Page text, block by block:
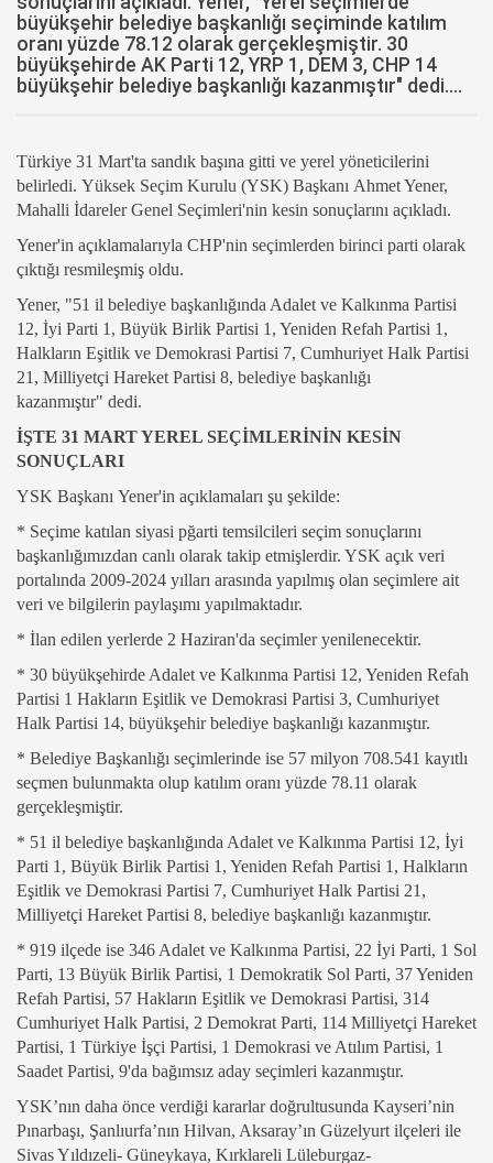
büyükşehir belediye başkanlığı seçiminde katılım
oranı yüzde 78.12 olarak gerçekleşmiştir. 30
büyükşehirde AK Parti 12, YRP 1, DEM 3, CHP 14
büyükşehir belediye başkanlığı kazanmıştır" dedi....
Türkiye 31 Mart'ta sandık başına gitti ve yerel yöneticilerini
belirledi. Yüksek Seçim Kurulu (YSK) Başkanı Ahmet Yener,
Mahalli İdareler Genel Seçimleri'nin kesin sonuçlarını açıkladı.
Yener'in açıklamalarıyla CHP'nin seçimlerden birinci parti olarak
çıktığı resmileşmiş oldu.
Yener, "51 il belediye başkanlığında Adalet ve Kalkınma Partisi
12, İyi Parti 1, Büyük Birlik Partisi 1, Yeniden Refah Partisi 1,
Halkların Eşitlik ve Demokrasi Partisi 7, Cumhuriyet Halk Partisi
21, Milliyetçi Hareket Partisi 8, belediye başkanlığı
kazanmıştır" dedi.
İŞTE 31 MART YEREL SEÇİMLERİNİN KESİN
SONUÇLARI
YSK Başkanı Yener'in açıklamaları şu şekilde:
* Seçime katılan siyasi pğarti temsilcileri seçim sonuçlarını
başkanlığımızdan canlı olarak takip etmişlerdir. YSK açık veri
portalında 2009-2024 yılları arasında yapılmış olan seçimlere ait
veri ve bilgilerin paylaşımı yapılmaktadır.
* İlan edilen yerlerde 2 Haziran'da seçimler yenilenecektir.
* 30 büyükşehirde Adalet ve Kalkınma Partisi 12, Yeniden Refah
Partisi 1 Hakların Eşitlik ve Demokrasi Partisi 3, Cumhuriyet
Halk Partisi 14, büyükşehir belediye başkanlığı kazanmıştır.
* Belediye Başkanlığı seçimlerinde ise 57 milyon 708.541 kayıtlı
seçmen bulunmakta olup katılım oranı yüzde 78.11 olarak
gerçekleşmiştir.
* 51 il belediye başkanlığında Adalet ve Kalkınma Partisi 12, İyi
Parti 1, Büyük Birlik Partisi 1, Yeniden Refah Partisi 1, Halkların
Eşitlik ve Demokrasi Partisi 7, Cumhuriyet Halk Partisi 21,
Milliyetçi Hareket Partisi 8, belediye başkanlığı kazanmıştır.
* 919 ilçede ise 346 Adalet ve Kalkınma Partisi, 22 İyi Parti, 1 Sol
Parti, 13 Büyük Birlik Partisi, 1 Demokratik Sol Parti, 37 Yeniden
Refah Partisi, 57 Hakların Eşitlik ve Demokrasi Partisi, 314
Cumhuriyet Halk Partisi, 2 Demokrat Parti, 114 Milliyetçi Hareket
Partisi, 1 Türkiye İşçi Partisi, 1 Demokrasi ve Atılım Partisi, 1
Saadet Partisi, 9'da bağımsız aday seçimleri kazanmıştır.
YSK’nın daha önce verdiği kararlar doğrultusunda Kayseri’nin
Pınarbaşı, Şanlıurfa’nın Hilvan, Aksaray’ın Güzelyurt ilçeleri ile
Sivas Yıldızeli- Güneykaya, Kırklareli Lüleburgaz-